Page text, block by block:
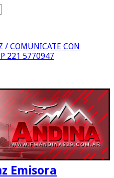
/ COMUNICATE CON
221 5770947
Emisora